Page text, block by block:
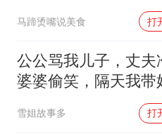
马蹄烫嘴说美食 打
公公骂我儿子，丈夫
婆婆偷笑，隔天我带
姓迁户口全家懵了！
雪姐故事多 打